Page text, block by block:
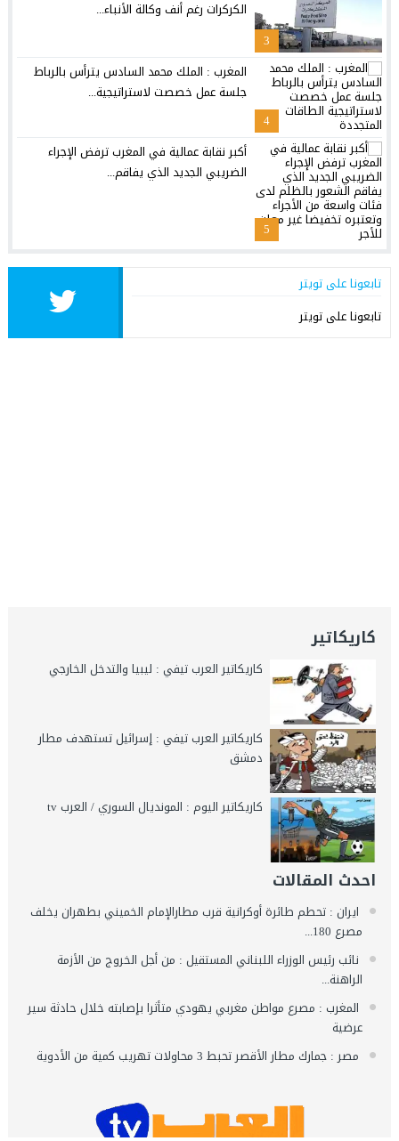
3
الكركرات رغم أنف وكالة الأنباء...
4
المغرب : الملك محمد السادس يترأس بالرباط
جلسة عمل خصصت لاستراتيجية...
5
أكبر نقابة عمالية في المغرب ترفض الإجراء
الضريبي الجديد الذي يفاقم...
تابعونا على تويتر
تابعونا على تويتر
كاريكاتير
كاريكاتير العرب تيفي : ليبيا والتدخل الخارجي
كاريكاتير العرب تيفي : إسرائيل تستهدف مطار
دمشق
كاريكاتير اليوم : المونديال السوري / العرب tv
احدث المقالات
ايران : تحطم طائرة أوكرانية قرب مطارالإمام الخميني بطهران يخلف
مصرع 180...
نائب رئيس الوزراء اللبناني المستقيل : من أجل الخروج من الأزمة
الراهنة...
المغرب : مصرع مواطن مغربي يهودي متأثرا بإصابته خلال حادثة سير
عرضية
مصر : جمارك مطار الأقصر تحبط 3 محاولات تهريب كمية من الأدوية